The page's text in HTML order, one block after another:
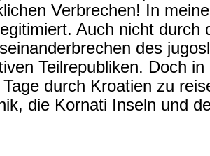
Verbrechen! In
Auch nicht durch
des
Teilrepubliken. Doch
durch Kroatien zu
die Kornati Inseln und